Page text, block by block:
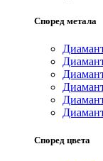
Според метала
Според цвета